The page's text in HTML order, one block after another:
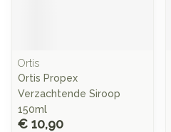
Ortis
Ortis Propex
Verzachtende Siroop
150ml
€ 10,90